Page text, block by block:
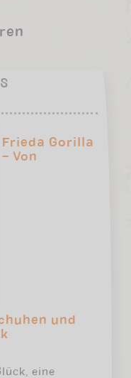
Frieda Gorilla
– Von
und
eine